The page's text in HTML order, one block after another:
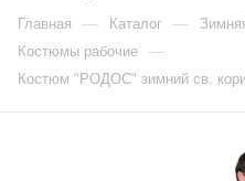
Главная — Каталог —
Костюмы рабочие —
Костюм "РОДОС" зимний св.